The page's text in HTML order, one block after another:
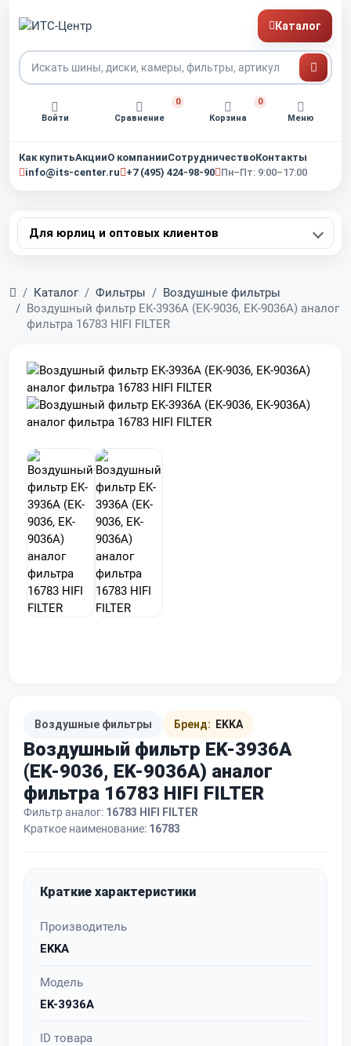
Каталог
Войти Сравнение
0
Корзина
0
Меню
Как купитьАкцииО компанииСотрудничествоКонтакты
info@its-center.ru
+7 (495) 424-98-90 Пн–Пт: 9:00–17:00
Для юрлиц и оптовых клиентов
Главная
Каталог Фильтры
Воздушные фильтры
Воздушный фильтр EK-3936A (EK-9036, EK-9036A) аналог
фильтра 16783 HIFI FILTER
Воздушные фильтры Бренд: EKKA
Воздушный фильтр EK-3936A
(EK-9036, EK-9036A) аналог
фильтра 16783 HIFI FILTER
Фильтр аналог: 16783 HIFI FILTER
Краткое наименование: 16783
Краткие характеристики
Производитель
EKKA
Модель
EK-3936A
ID товара